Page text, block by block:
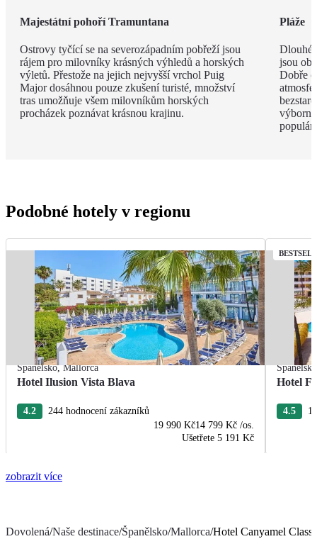
Majestátní pohoří Tramuntana
Ostrovy tyčící se na severozápadním pobřeží jsou
rájem pro milovníky krásných výhledů a horských
výletů. Přestože na jejich nejvyšší vrchol Puig
Major dosáhnou pouze zkušení turisté, množství
tras umožňuje všem milovníkům horských
procházek poznávat krásnou krajinu.
Pláže
Dlouhé
jsou
Dobře
Podobné hotely v regionu
Španělsko,Mallorca
Hotel Ilusion Vista Blava
4.2
244 hodnocení zákazníků
19 990 Kč14 799 Kč /os.
Ušetřete 5 191 Kč
Španělsko
Hotel
4.5
zobrazit více
Dovolená/Naše destinace/Španělsko/Mallorca/Hotel Canyamel